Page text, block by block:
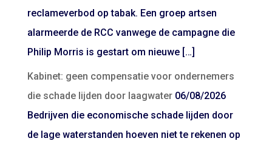
reclameverbod op tabak. Een groep artsen
alarmeerde de RCC vanwege de campagne die
Philip Morris is gestart om nieuwe […]
Kabinet: geen compensatie voor ondernemers
die schade lijden door laagwater 06/08/2026
Bedrijven die economische schade lijden door
de lage waterstanden hoeven niet te rekenen op